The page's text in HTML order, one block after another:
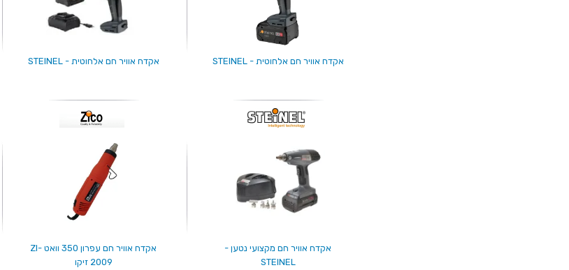
אקדח אוויר חם אלחוטית - STEINEL אקדח אוויר חם אלחוטית - STEINEL
אקדח אוויר חם מקצועי נטען -
STEINEL
אקדח אוויר חם עפרון 350 וואט ZI-
2009 זיקו